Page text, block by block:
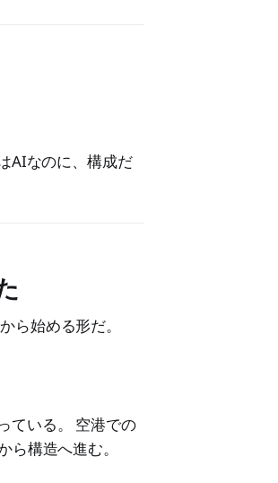
AIなのに、構成だ
ら始める形だ。
ている。 空港での
構造へ進む。